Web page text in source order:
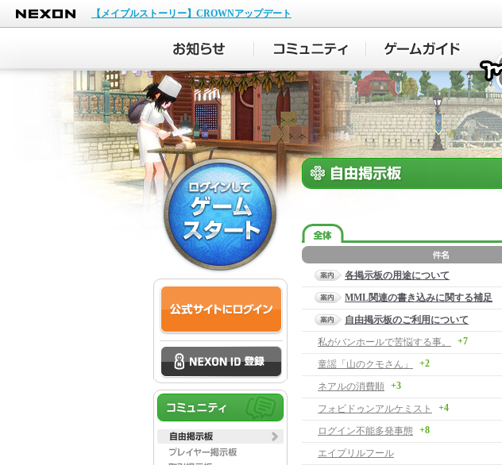
NEXON
【メイプルストーリー】CROWNアップデート
各掲示板の用途について
MML関連の書き込みに関する補足
自由掲示板のご利用について
私がバンホールで苦悩する事。
+7
童謡「山のクモさん」
+2
ネアルの消費順 +3
フォビドゥンアルケミスト
+4
ログイン不能多発事態 +8
エイプリルフール